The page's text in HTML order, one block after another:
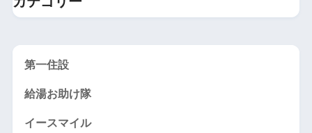
第一住設
給湯お助け隊
イースマイル